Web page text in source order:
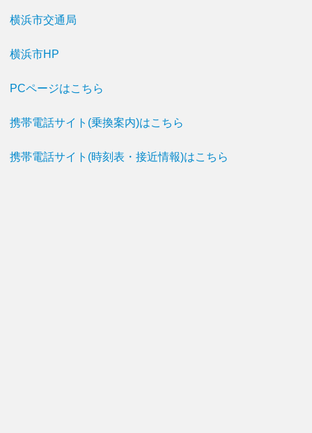
横浜市交通局
横浜市HP
PCページはこちら
携帯電話サイト(乗換案内)はこちら
携帯電話サイト(時刻表・接近情報)はこちら